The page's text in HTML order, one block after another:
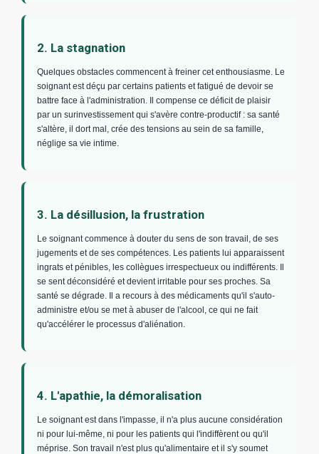
2. La stagnation
Quelques obstacles commencent à freiner cet enthousiasme. Le
soignant est déçu par certains patients et fatigué de devoir se
battre face à l'administration. Il compense ce déficit de plaisir
par un surinvestissement qui s'avère contre-productif : sa santé
s'altère, il dort mal, crée des tensions au sein de sa famille,
néglige sa vie intime.
3. La désillusion, la frustration
Le soignant commence à douter du sens de son travail, de ses
jugements et de ses compétences. Les patients lui apparaissent
ingrats et pénibles, les collègues irrespectueux ou indifférents. Il
se sent déconsidéré et devient irritable pour ses proches. Sa
santé se dégrade. Il a recours à des médicaments qu'il s'auto-
administre et/ou se met à abuser de l'alcool, ce qui ne fait
qu'accélérer le processus d'aliénation.
4. L'apathie, la démoralisation
Le soignant est dans l'impasse, il n'a plus aucune considération
ni pour lui-même, ni pour les patients qui l'indiffèrent ou qu'il
méprise. Son travail n'est plus qu'alimentaire et il s'y soumet